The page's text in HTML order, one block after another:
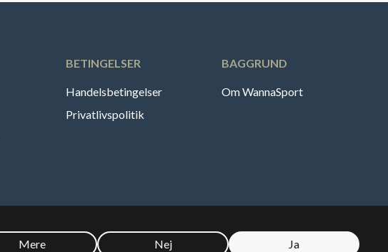
BETINGELSER
Handelsbetingelser
Privatlivspolitik
BAGGRUND
Om WannaSport
Sverige
Mere Nej Ja